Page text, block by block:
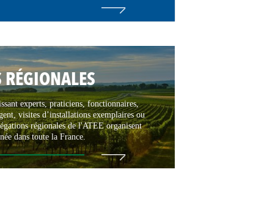
experts, praticiens, fonctionnaires,
visites d’installations exemplaires ou
régionales de l'ATEE organisent
dans toute la France.